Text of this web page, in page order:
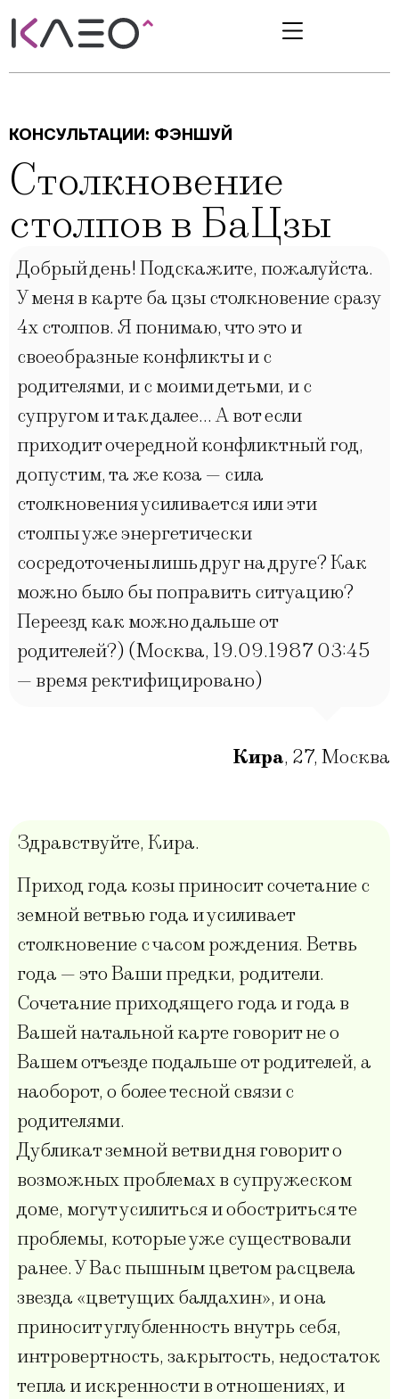
КОНСУЛЬТАЦИИ: ФЭНШУЙ
Столкновение
столпов в БаЦзы
Добрый день! Подскажите, пожалуйста.
У меня в карте ба цзы столкновение сразу
4х столпов. Я понимаю, что это и
своеобразные конфликты и с
родителями, и с моими детьми, и с
супругом и так далее… А вот если
приходит очередной конфликтный год,
допустим, та же коза — сила
столкновения усиливается или эти
столпы уже энергетически
сосредоточены лишь друг на друге? Как
можно было бы поправить ситуацию?
Переезд как можно дальше от
родителей?) (Москва, 19.09.1987 03:45
— время ректифицировано)
Кира, 27, Москва
Здравствуйте, Кира.
Приход года козы приносит сочетание с
земной ветвью года и усиливает
столкновение с часом рождения. Ветвь
года — это Ваши предки, родители.
Сочетание приходящего года и года в
Вашей натальной карте говорит не о
Вашем отъезде подальше от родителей, а
наоборот, о более тесной связи с
родителями.
Дубликат земной ветви дня говорит о
возможных проблемах в супружеском
доме, могут усилиться и обостриться те
проблемы, которые уже существовали
ранее. У Вас пышным цветом расцвела
звезда «цветущих балдахин», и она
приносит углубленность внутрь себя,
интровертность, закрытость, недостаток
тепла и искренности в отношениях, и